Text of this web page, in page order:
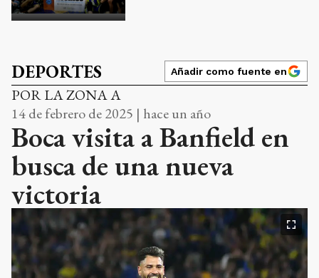
DEPORTES Añadir como fuente en
POR LA ZONA A
14 de febrero de 2025 | hace un año
Boca visita a Banfield en
busca de una nueva
victoria